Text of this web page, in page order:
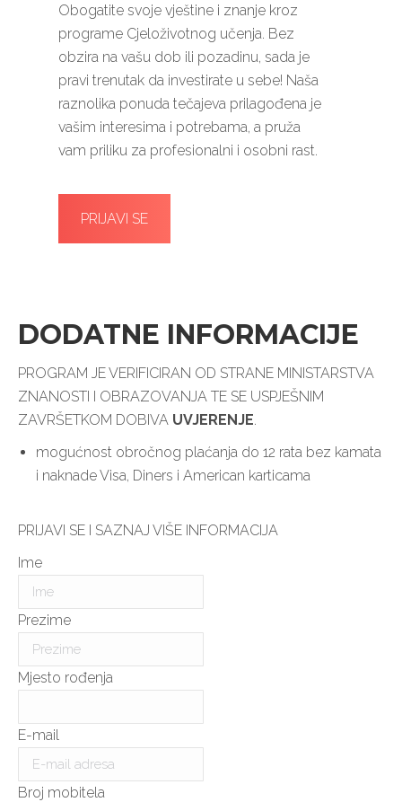
Obogatite svoje vještine i znanje kroz
programe Cjeloživotnog učenja. Bez
obzira na vašu dob ili pozadinu, sada je
pravi trenutak da investirate u sebe! Naša
raznolika ponuda tečajeva prilagođena je
vašim interesima i potrebama, a pruža
vam priliku za profesionalni i osobni rast.
PRIJAVI SE
DODATNE INFORMACIJE
PROGRAM JE VERIFICIRAN OD STRANE MINISTARSTVA
ZNANOSTI I OBRAZOVANJA TE SE USPJEŠNIM
ZAVRŠETKOM DOBIVA UVJERENJE
mogućnost obročnog plaćanja do 12 rata bez kamata
i naknade Visa, Diners i American karticama
PRIJAVI SE I SAZNAJ VIŠE INFORMACIJA
Ime
Prezime
Mjesto rođenja
E-mail
Broj mobitela